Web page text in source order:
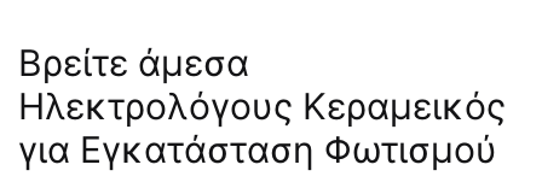
Βρείτε άμεσα
Ηλεκτρολόγους Κεραμεικός
για Εγκατάσταση Φωτισμού